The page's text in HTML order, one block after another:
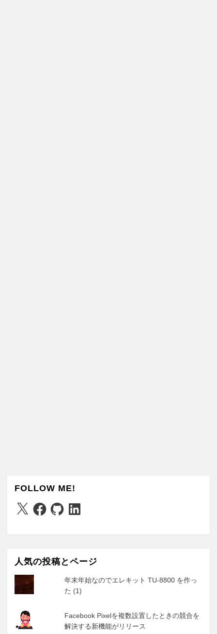
FOLLOW ME!
X Facebook
GitHubLinkedIn
人気の投稿とページ
年末年始なのでエレキット TU-8800 を作っ
た (1)
Facebook Pixelを複数設置したときの競合を
解決する新機能がリリース